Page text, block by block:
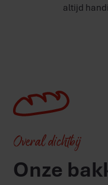
altijd
Overal dichtbij
Onze